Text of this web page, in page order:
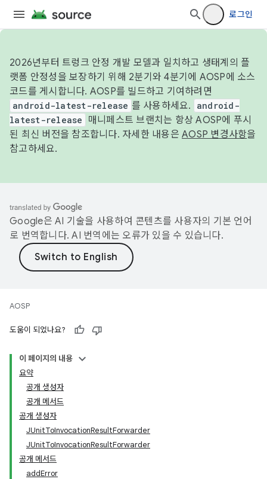
로그인
2026년부터 트렁크 안정 개발 모델과 일치하고 생태계의 플
랫폼 안정성을 보장하기 위해 2분기와 4분기에 AOSP에 소스
코드를 게시합니다. AOSP를 빌드하고 기여하려면
android-latest-release 를 사용하세요.
android-
latest-release
매니페스트 브랜치는 항상 AOSP에 푸시
된 최신 버전을 참조합니다. 자세한 내용은 AOSP 변경사항을
참고하세요.
Google은 AI 기술을 사용하여 콘텐츠를 사용자의 기본 언어
로 번역합니다. AI 번역에는 오류가 있을 수 있습니다.
AOSP
도움이 되었나요?
이 페이지의 내용
요약
공개 생성자
공개 메서드
공개 생성자
JUnitToInvocationResultForwarder
JUnitToInvocationResultForwarder
공개 메서드
addError